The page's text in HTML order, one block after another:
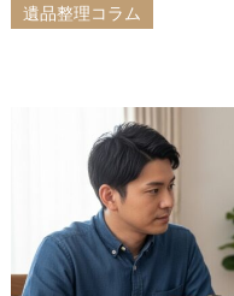
遺品整理コラム